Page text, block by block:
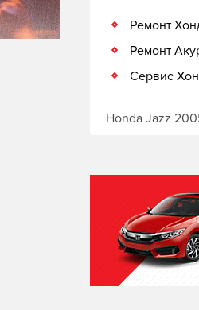
Ремонт
Ремонт
Сервис
Honda Jazz